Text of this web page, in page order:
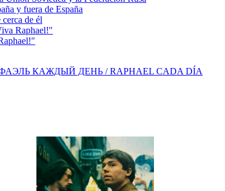
y fuera de España
de él
Raphael!"
КАЖДЫЙ ДЕНЬ / RAPHAEL CADA DÍA